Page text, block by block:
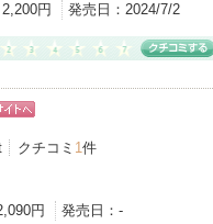
円 発売日： 2024/7/2
へクチコミ 1件
円 発売日： -